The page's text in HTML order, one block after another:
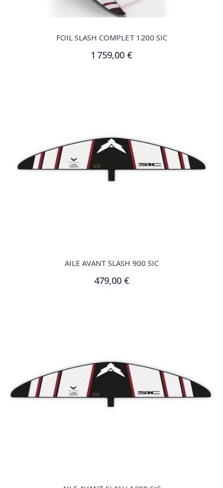
QUICK VIEW
FOIL SLASH COMPLET 1200 SIC
1 759,00 €
Ajouter au panier
AILE AVANT SLASH 900 SIC
479,00 €
Ajouter au panier